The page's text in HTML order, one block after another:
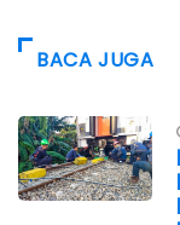
BACA JUGA